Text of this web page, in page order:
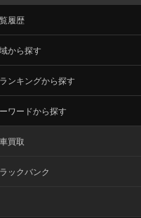
履歴
から探す
ンキングから探す
ワードから探す
買取
ックバンク